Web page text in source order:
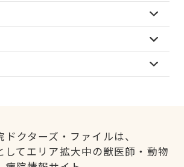
ドクターズ・ファイルは、
してエリア拡大中の獣医師・動物